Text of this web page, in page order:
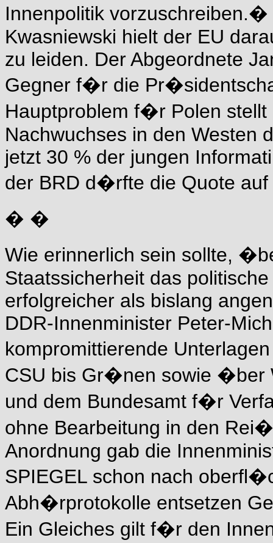
Innenpolitik
Kwasniewski hielt der EU
zu leiden. Der Abgeordnete
Gegner f�r die
Hauptproblem f�r Polen stellt
Nachwuchses in den Westen
jetzt 30 % der jungen
der BRD d�rfte die Quote auf
� �
Wie erinnerlich sein sollte,
Staatssicherheit das
erfolgreicher als bislang
DDR-Innenminister Peter-
kompromittierende
CSU bis Gr�nen sowie
und dem Bundesamt f�r
ohne Bearbeitung in den
Anordnung gab die
SPIEGEL schon nach
Abh�rprotokolle entsetzen
Ein Gleiches gilt f�r den